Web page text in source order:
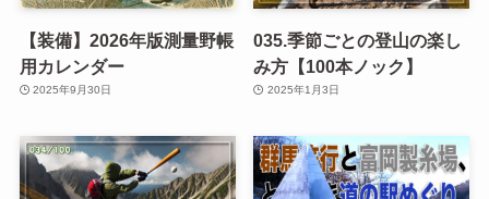
【装備】2026年版測量野帳
用カレンダー
2025年9月30日
035.季節ごとの登山の楽し
み方【100本ノック】
2025年1月3日